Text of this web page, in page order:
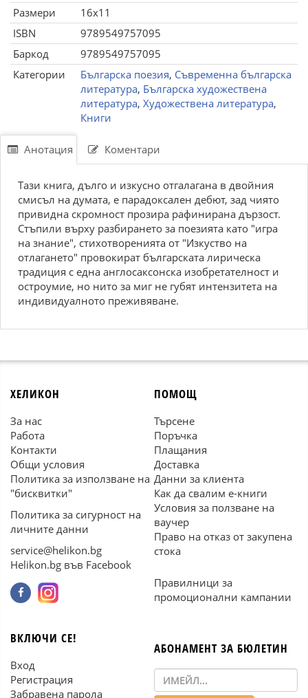
Размери
16x11
ISBN
9789549757095
Баркод
9789549757095
Категории
Българска поезия, Съвременна българска
литература, Българска художествена
литература, Художествена литература,
Книги
Анотация Коментари
Тази книга, дълго и изкусно отгалагана в двойния
смисъл на думата, е парадоксален дебют, зад чиято
привидна скромност прозира рафинирана дързост.
Стъпили върху разбирането за поезията като "игра
на знание", стихотворенията от "Изкуство на
отлагането" провокират българската лирическа
традиция с една англосаксонска изобретателност и
остроумие, но нито за миг не губят интензитета на
индивидуалното преживяване.
ХЕЛИКОН
За нас
Работа
Контакти
Общи условия
Политика за използване на
"бисквитки"
Политика за сигурност на
личните данни
service@helikon.bg
Helikon.bg във Facebook
ПОМОЩ
Търсене
Поръчка
Плащания
Доставка
Данни за клиента
Как да свалим е-книги
Условия за ползване на
ваучер
Право на отказ от закупена
стока
Правилници за
промоционални кампании
ВКЛЮЧИ СЕ!
Вход
Регистрация
Забравена парола
АБОНАМЕНТ ЗА БЮЛЕТИН